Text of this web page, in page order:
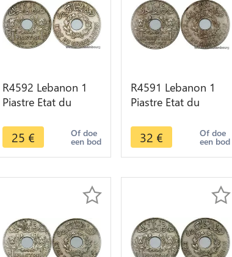
R4592 Lebanon 1
Piastre Etat du
Paris -> Make offer
25 € Of doe
een bod
R4591 Lebanon 1
Piastre Etat du
Paris -> Make offer
32 € Of doe
een bod